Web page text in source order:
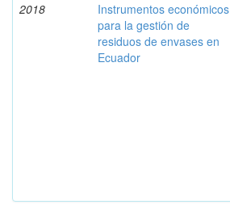
2018
Instrumentos económicos
para la gestión de
residuos de envases en
Ecuador